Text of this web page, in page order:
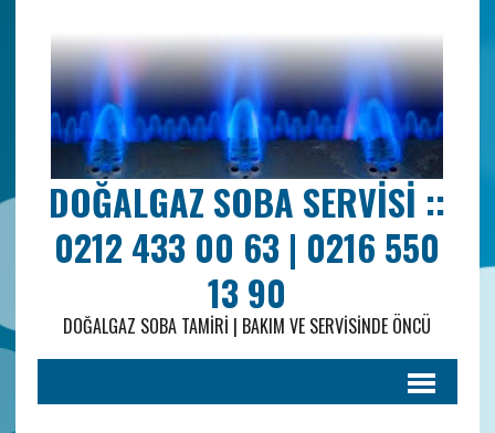
DOĞALGAZ SOBA SERVISI ::
0212 433 00 63 | 0216 550
13 90
DOĞALGAZ SOBA TAMIRI | BAKIM VE SERVISINDE ÖNCÜ